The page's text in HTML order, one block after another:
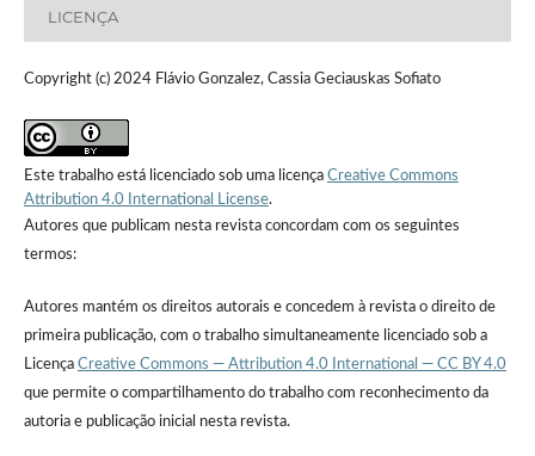
LICENÇA
Copyright (c) 2024 Flávio Gonzalez, Cassia Geciauskas Sofiato
Este trabalho está licenciado sob uma licença Creative Commons
Attribution 4.0 International License.
Autores que publicam nesta revista concordam com os seguintes
termos:
Autores mantém os direitos autorais e concedem à revista o direito de
primeira publicação, com o trabalho simultaneamente licenciado sob a
Licença Creative Commons — Attribution 4.0 International — CC BY 4.0
que permite o compartilhamento do trabalho com reconhecimento da
autoria e publicação inicial nesta revista.